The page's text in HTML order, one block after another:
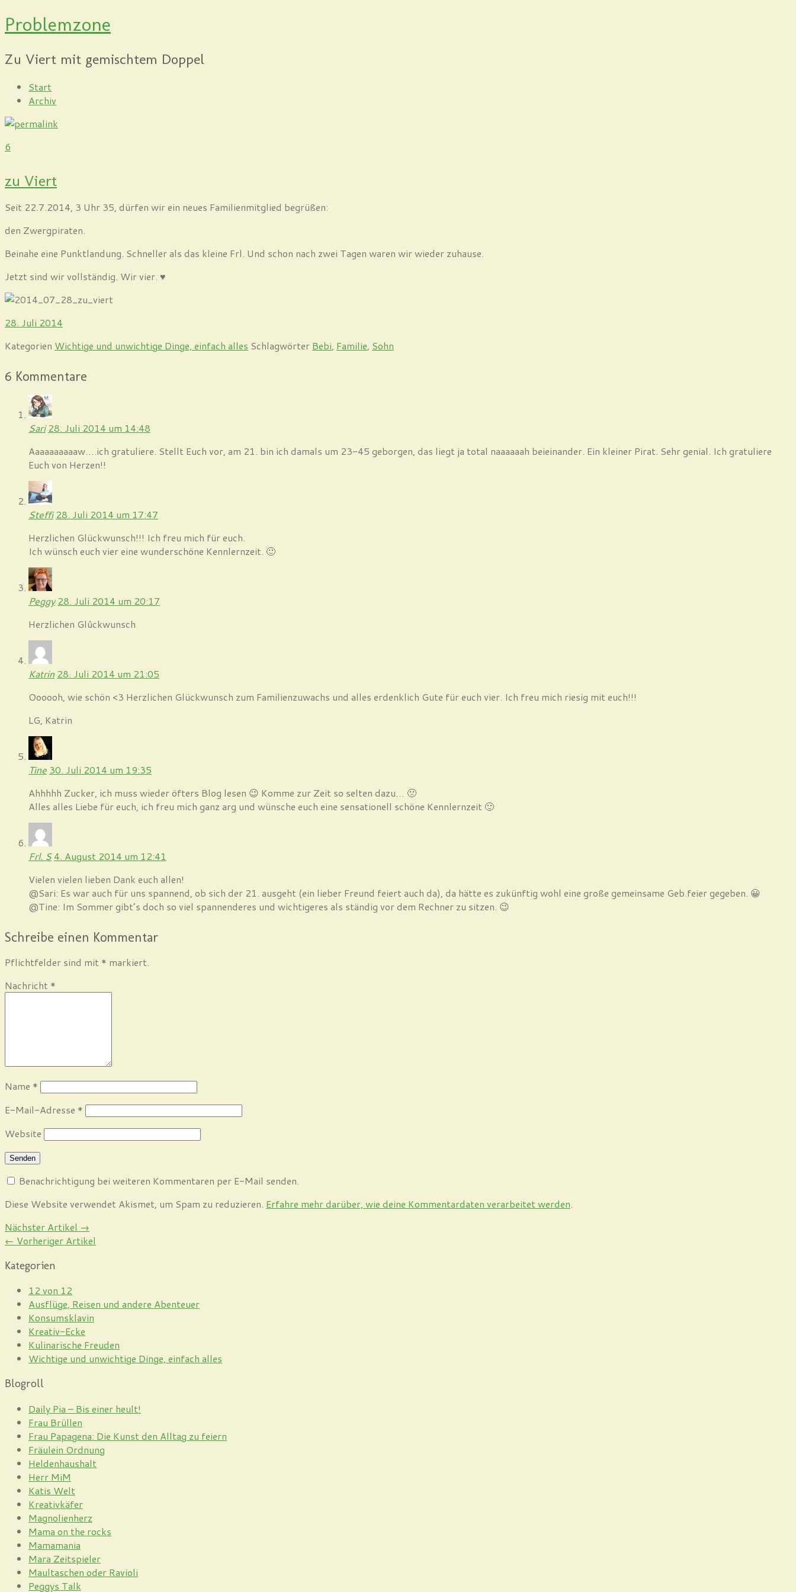
Problemzone
Zu Viert mit gemischtem Doppel
Start
Archiv
6
zu Viert
Seit 22.7.2014, 3 Uhr 35, dürfen wir ein neues Familienmitglied begrüßen:
den Zwergpiraten.
Beinahe eine Punktlandung. Schneller als das kleine Frl. Und schon nach zwei Tagen waren wir wieder zuhause.
Jetzt sind wir vollständig. Wir vier. ♥
28. Juli 2014
Kategorien Wichtige und unwichtige Dinge, einfach alles Schlagwörter Bebi, Familie, Sohn
6 Kommentare
Sari 28. Juli 2014 um 14:48
Aaaaaaaaaaw….ich gratuliere. Stellt Euch vor, am 21. bin ich damals um 23-45 geborgen, das liegt ja total naaaaaah beieinander. Ein kleiner Pirat. Sehr genial. Ich gratuliere
Euch von Herzen!!
Steffi 28. Juli 2014 um 17:47
Herzlichen Glückwunsch!!! Ich freu mich für euch.
Ich wünsch euch vier eine wunderschöne Kennlernzeit. 🙂
Peggy 28. Juli 2014 um 20:17
Herzlichen Glûckwunsch
Katrin 28. Juli 2014 um 21:05
Oooooh, wie schön <3 Herzlichen Glückwunsch zum Familienzuwachs und alles erdenklich Gute für euch vier. Ich freu mich riesig mit euch!!!
LG, Katrin
Tine 30. Juli 2014 um 19:35
Ahhhhh Zucker, ich muss wieder öfters Blog lesen 😉 Komme zur Zeit so selten dazu… 🙁
Alles alles Liebe für euch, ich freu mich ganz arg und wünsche euch eine sensationell schöne Kennlernzeit 🙂
Frl. S 4. August 2014 um 12:41
Vielen vielen lieben Dank euch allen!
@Sari: Es war auch für uns spannend, ob sich der 21. ausgeht (ein lieber Freund feiert auch da), da hätte es zukünftig wohl eine große gemeinsame Geb.feier gegeben. 😀
@Tine: Im Sommer gibt’s doch so viel spannenderes und wichtigeres als ständig vor dem Rechner zu sitzen. 😉
Schreibe einen Kommentar
Pflichtfelder sind mit * markiert.
Nachricht *
Name *
E-Mail-Adresse *
Website
Benachrichtigung bei weiteren Kommentaren per E-Mail senden.
Diese Website verwendet Akismet, um Spam zu reduzieren. Erfahre mehr darüber, wie deine Kommentardaten verarbeitet werden.
Nächster Artikel →
← Vorheriger Artikel
Kategorien
12 von 12
Ausflüge, Reisen und andere Abenteuer
Konsumsklavin
Kreativ-Ecke
Kulinarische Freuden
Wichtige und unwichtige Dinge, einfach alles
Blogroll
Daily Pia – Bis einer heult!
Frau Brüllen
Frau Papagena: Die Kunst den Alltag zu feiern
Fräulein Ordnung
Heldenhaushalt
Herr MiM
Katis Welt
Kreativkäfer
Magnolienherz
Mama on the rocks
Mamamania
Mara Zeitspieler
Maultaschen oder Ravioli
Peggys Talk